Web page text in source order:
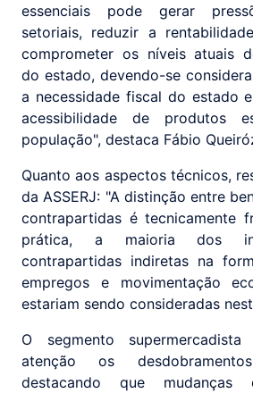
essenciais pode gerar
setoriais, reduzir a
comprometer os níveis atuais
do estado, devendo-se
a necessidade fiscal do estado
acessibilidade de produtos
população", destaca Fábio
Quanto aos aspectos técnicos,
da ASSERJ: "A distinção entre
contrapartidas é tecnicamente
prática, a maioria dos
contrapartidas indiretas na
empregos e movimentação
estariam sendo consideradas
O segmento supermercadista
atenção os
destacando que mudanças